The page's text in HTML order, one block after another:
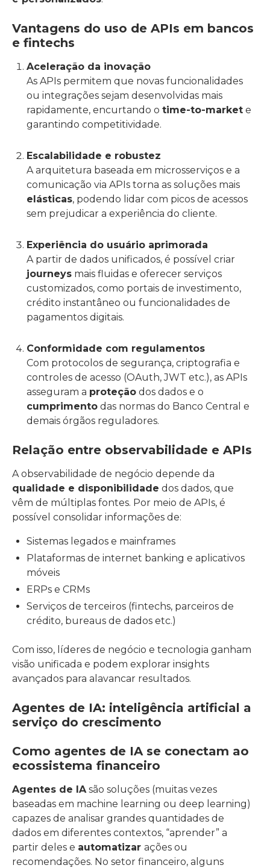
Vantagens do uso de APIs em bancos
e fintechs
Aceleração da inovação
As APIs permitem que novas funcionalidades
ou integrações sejam desenvolvidas mais
rapidamente, encurtando o time-to-market e
garantindo competitividade.
Escalabilidade e robustez
A arquitetura baseada em microsserviços e a
comunicação via APIs torna as soluções mais
elásticas, podendo lidar com picos de acessos
sem prejudicar a experiência do cliente.
Experiência do usuário aprimorada
A partir de dados unificados, é possível criar
journeys mais fluidas e oferecer serviços
customizados, como portais de investimento,
crédito instantâneo ou funcionalidades de
pagamentos digitais.
Conformidade com regulamentos
Com protocolos de segurança, criptografia e
controles de acesso (OAuth, JWT etc.), as APIs
asseguram a proteção dos dados e o
cumprimento das normas do Banco Central e
demais órgãos reguladores.
Relação entre observabilidade e APIs
A observabilidade de negócio depende da
qualidade e disponibilidade dos dados, que
vêm de múltiplas fontes. Por meio de APIs, é
possível consolidar informações de:
Sistemas legados e mainframes
Plataformas de internet banking e aplicativos
móveis
ERPs e CRMs
Serviços de terceiros (fintechs, parceiros de
crédito, bureaus de dados etc.)
Com isso, líderes de negócio e tecnologia ganham
visão unificada e podem explorar insights
avançados para alavancar resultados.
Agentes de IA: inteligência artificial a
serviço do crescimento
Como agentes de IA se conectam ao
ecossistema financeiro
Agentes de IAsão soluções (muitas vezes
baseadas em machine learning ou deep learning)
capazes de analisar grandes quantidades de
dados em diferentes contextos, “aprender” a
partir deles e automatizar ações ou
recomendações. No setor financeiro, alguns